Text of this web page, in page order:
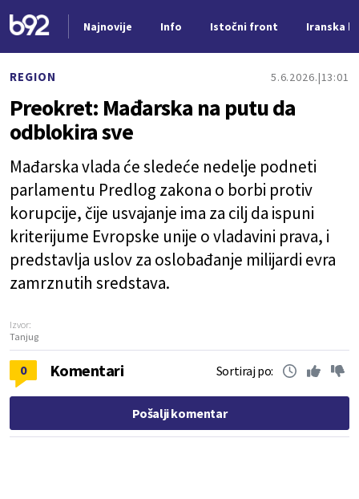
Najnovije Info Istočni front Iranska
REGION 5.6.2026. 13:01
Preokret: Mađarska na putu da
odblokira sve
Mađarska vlada će sledeće nedelje podneti
parlamentu Predlog zakona o borbi protiv
korupcije, čije usvajanje ima za cilj da ispuni
kriterijume Evropske unije o vladavini prava, i
predstavlja uslov za oslobađanje milijardi evra
zamrznutih sredstava.
Izvor:
Tanjug
0 Komentari Sortiraj po:
Pošalji komentar